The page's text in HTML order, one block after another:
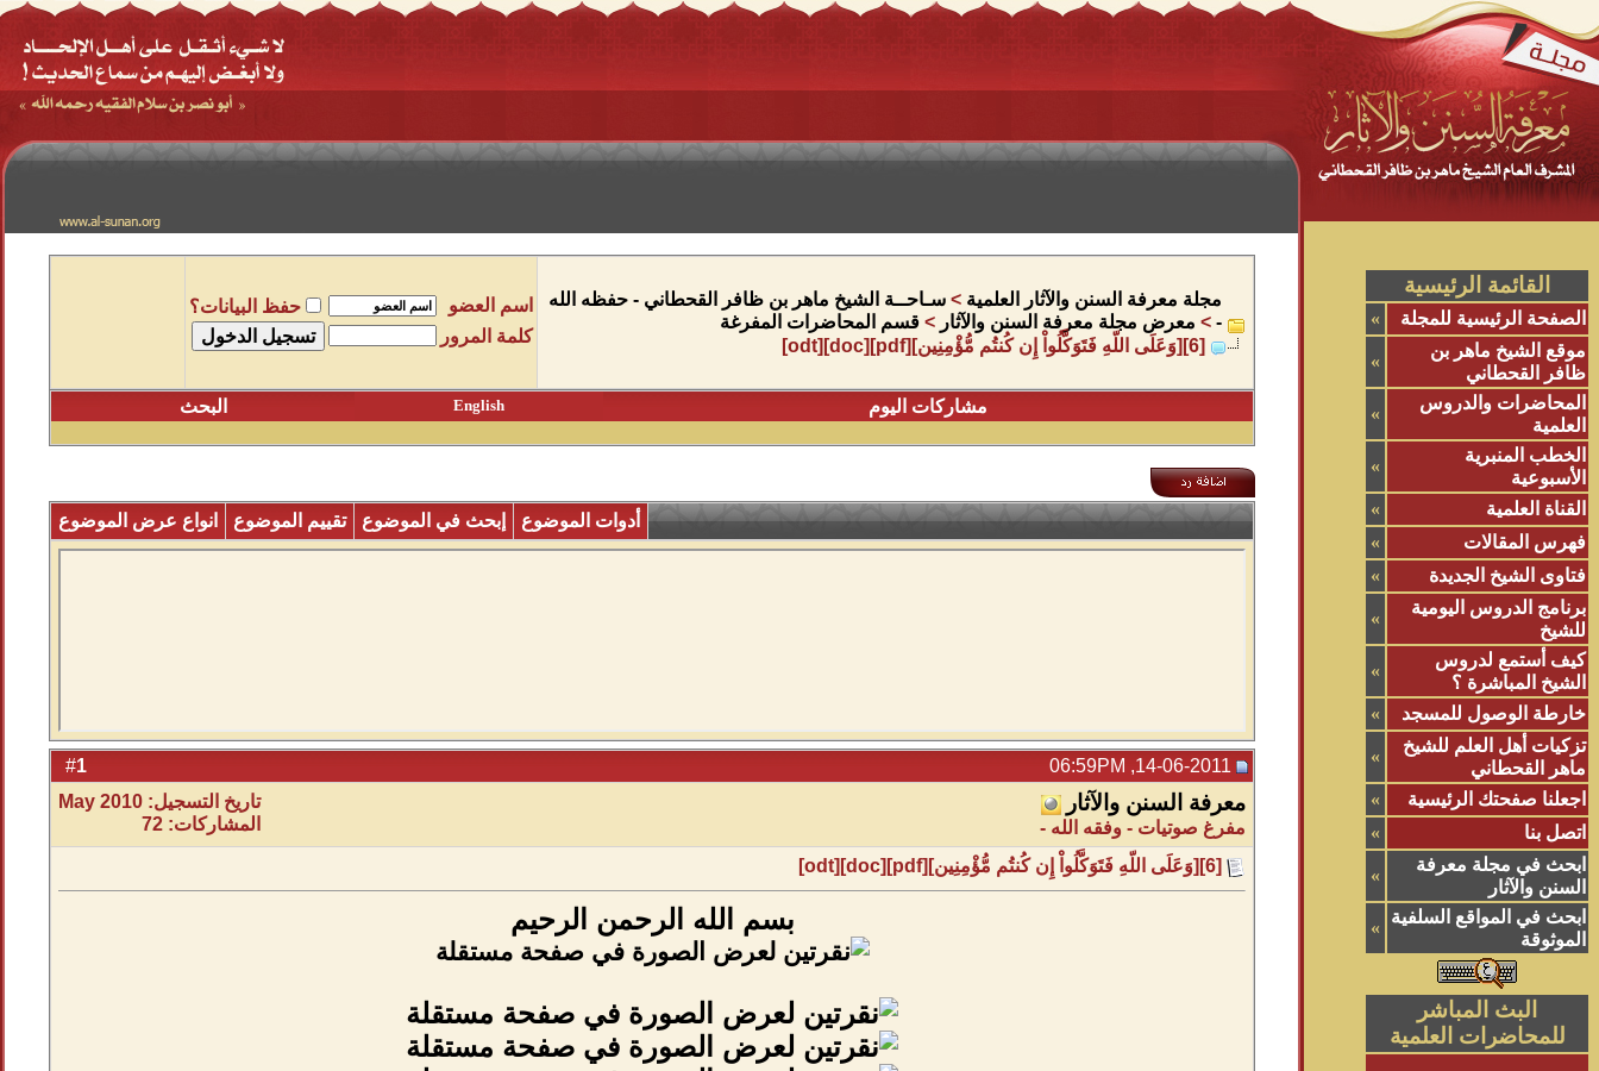
القائمة الرئيسية
الصفحة الرئيسية للمجلة
»
موقع الشيخ ماهر بن
ظافر القحطاني
»
المحاضرات والدروس
العلمية
»
الخطب المنبرية
الأسبوعية
»
القناة العلمية
»
فهرس المقالات
»
فتاوى الشيخ الجديدة
»
برنامج الدروس اليومية
للشيخ
»
كيف أستمع لدروس
الشيخ المباشرة ؟
»
خارطة الوصول للمسجد
»
تزكيات أهل العلم للشيخ
ماهر القحطاني
»
اجعلنا صفحتك الرئيسية
»
اتصل بنا
»
ابحث في مجلة معرفة
السنن والآثار
»
ابحث في المواقع السلفية
الموثوقة
»
البث المباشر
للمحاضرات العلمية
مجلة معرفة السنن والآثار العلمية > سـاحــة الشيخ ماهر بن ظافر القحطاني - حفظه الله
-
> معرض مجلة معرفة السنن والآثار > قسم المحاضرات المفرغة
[6][وَعَلَى اللّهِ فَتَوَكَّلُواْ إِن كُنتُم مُّؤْمِنِين][pdf][doc][odt]
اسم العضو
حفظ البيانات؟
كلمة المرور
مشاركات اليوم English البحث
أدوات الموضوع إبحث في الموضوع تقييم الموضوع انواع عرض الموضوع
1
معرفة السنن والآثار
مفرغ صوتيات - وفقه الله -
تاريخ التسجيل: May 2010
المشاركات: 72
[6][وَعَلَى اللّهِ فَتَوَكَّلُواْ إِن كُنتُم مُّؤْمِنِين][pdf][doc][odt]
بسم الله الرحمن الرحيم